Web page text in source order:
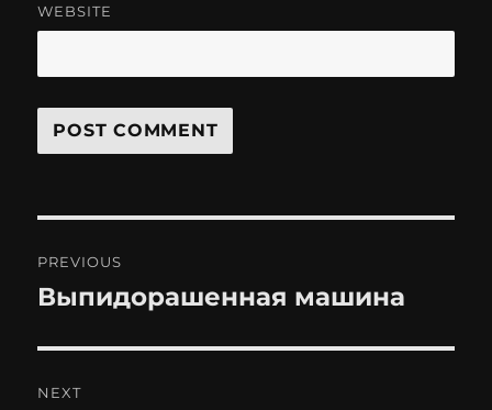
WEBSITE
navigation
PREVIOUS
Previous
Выпидорашенная машина
NEXT